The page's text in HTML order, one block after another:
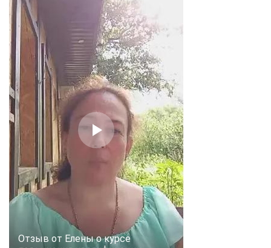
Отзыв от Елены о курсе